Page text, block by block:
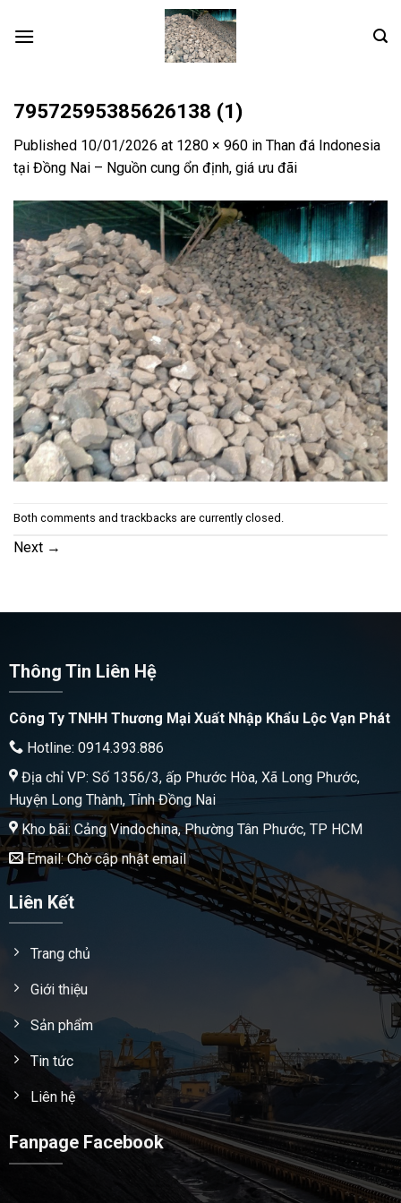
79572595385626138 (1)
Published 10/01/2026 at 1280 × 960 in Than đá Indonesia
tại Đồng Nai – Nguồn cung ổn định, giá ưu đãi
Both comments and trackbacks are currently closed.
Next →
Thông Tin Liên Hệ
Công Ty TNHH Thương Mại Xuất Nhập Khẩu Lộc Vạn Phát
Hotline: 0914.393.886
Địa chỉ VP: Số 1356/3, ấp Phước Hòa, Xã Long Phước,
Huyện Long Thành, Tỉnh Đồng Nai
Kho bãi: Cảng Vindochina, Phường Tân Phước, TP HCM
Email: Chờ cập nhật email
Liên Kết
Trang chủ
Giới thiệu
Sản phẩm
Tin tức
Liên hệ
Fanpage Facebook